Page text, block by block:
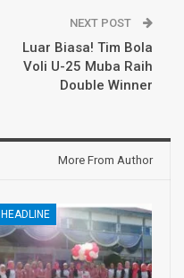
NEXT POST
Luar Biasa! Tim Bola
Voli U-25 Muba Raih
Double Winner
More From Author
HEADLINE